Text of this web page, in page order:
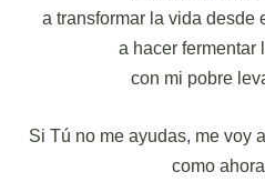
a transformar la vida desde
a hacer fermentar
con mi pobre
Si Tú no me ayudas, me voy
como